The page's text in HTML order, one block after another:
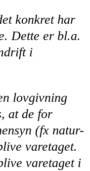
konkret har
Dette er bl.a.
i
lovgivning
at de for
(fx natur-
varetaget.
varetaget i